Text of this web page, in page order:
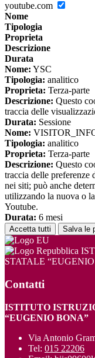
youtube.com
Nome
Tipologia
Proprieta
Descrizione
Durata
Nome: YSC
Tipologia: analitico
Proprieta: Terza-parte
Descrizione: Questo
traccia delle
Durata: Sessione
Nome:
Tipologia: analitico
Proprieta: Terza-parte
Descrizione: Questo
traccia delle preferenze
nei siti; può anche
utilizzando la nuova o
Youtube.
Durata: 6 mesi
Accetta tutti Salva le
STATALE
Contatti
ISTITUTO
“EUGENIO BONA”
Via Antonio
Tel: 015 22206